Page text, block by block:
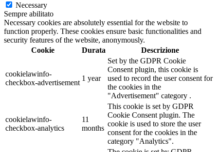
Necessary
Sempre abilitato
Necessary cookies are absolutely essential for the website to
function properly. These cookies ensure basic functionalities and
security features of the website, anonymously.
Cookie
Durata Descrizione
cookielawinfo-
checkbox-advertisement
1 year
Set by the GDPR Cookie
Consent plugin, this cookie is
used to record the user consent for
the cookies in the
"Advertisement" category .
cookielawinfo-
checkbox-analytics
11
months
This cookie is set by GDPR
Cookie Consent plugin. The
cookie is used to store the user
consent for the cookies in the
category "Analytics".